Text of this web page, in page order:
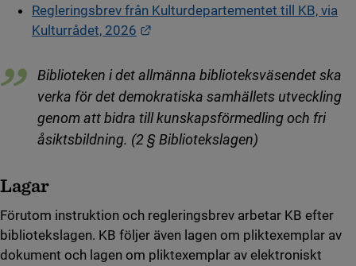
Regleringsbrev från Kulturdepartementet till KB, via
Kulturrådet, 2026
Biblioteken i det allmänna biblioteksväsendet ska
verka för det demokratiska samhällets utveckling
genom att bidra till kunskapsförmedling och fri
åsiktsbildning. (2 § Bibliotekslagen)
Lagar
Förutom instruktion och regleringsbrev arbetar KB efter
bibliotekslagen. KB följer även lagen om pliktexemplar av
dokument och lagen om pliktexemplar av elektroniskt